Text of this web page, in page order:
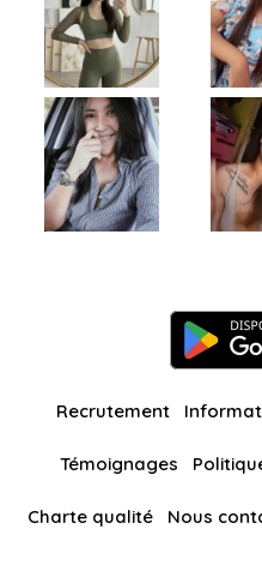
Recrutement
Témoignages
Charte qualité Nous